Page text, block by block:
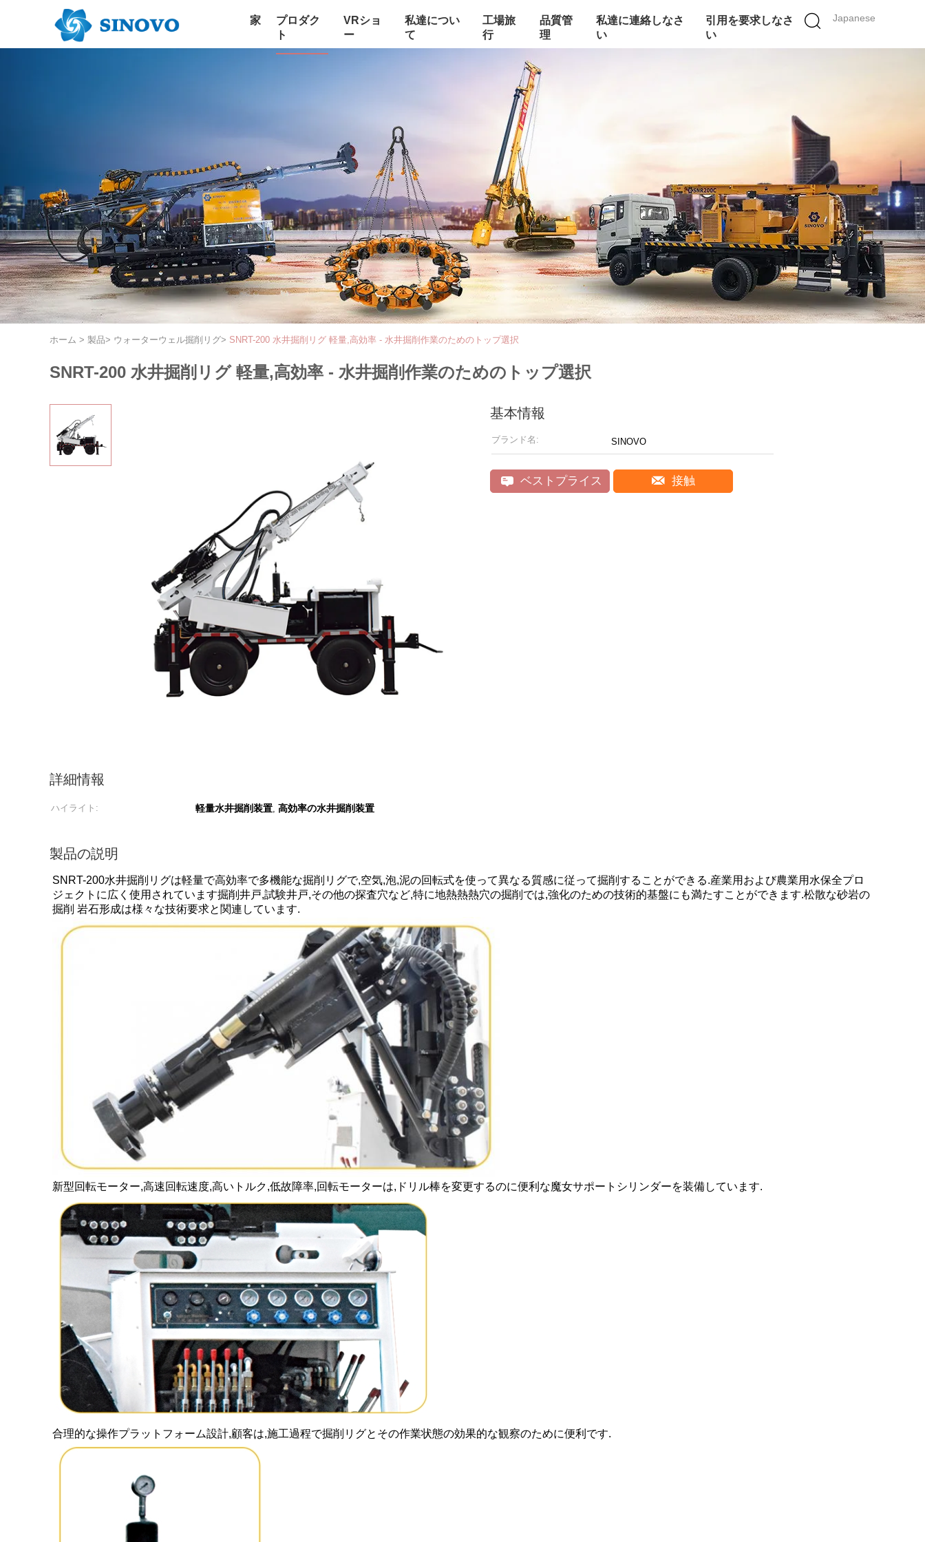
Japanese
家
プロダク
ト
VRショ
ー
私達につい
て
工場旅
行
品質管
理
私達に連絡しなさ
い
引用を要求しなさ
い
ホーム > 製品> ウォーターウェル掘削リグ> SNRT-200 水井掘削リグ 軽量,高効率 - 水井掘削作業のためのトップ選択
SNRT-200 水井掘削リグ 軽量,高効率 - 水井掘削作業のためのトップ選択
基本情報
ブランド名: SINOVO
ベストプライス 接触
詳細情報
ハイライト: 軽量水井掘削装置, 高効率の水井掘削装置
製品の説明
SNRT-200水井掘削リグは軽量で高効率で多機能な掘削リグで,空気,泡,泥の回転式を使って異なる質感に従って掘削することができる.産業用および農業用水保全プロ
ジェクトに広く使用されています掘削井戸,試験井戸,その他の探査穴など,特に地熱熱熱穴の掘削では,強化のための技術的基盤にも満たすことができます.松散な砂岩の
掘削 岩石形成は様々な技術要求と関連しています.
新型回転モーター,高速回転速度,高いトルク,低故障率,回転モーターは,ドリル棒を変更するのに便利な魔女サポートシリンダーを装備しています.
合理的な操作プラットフォーム設計,顧客は,施工過程で掘削リグとその作業状態の効果的な観察のために便利です.